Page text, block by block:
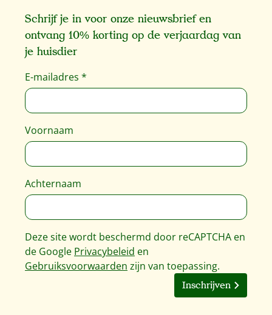
Schrijf je in voor onze nieuwsbrief en
ontvang 10% korting op de verjaardag van
je huisdier
E-mailadres *
Voornaam
Achternaam
Deze site wordt beschermd door reCAPTCHA en
de Google Privacybeleid en
Gebruiksvoorwaarden zijn van toepassing.
Inschrijven